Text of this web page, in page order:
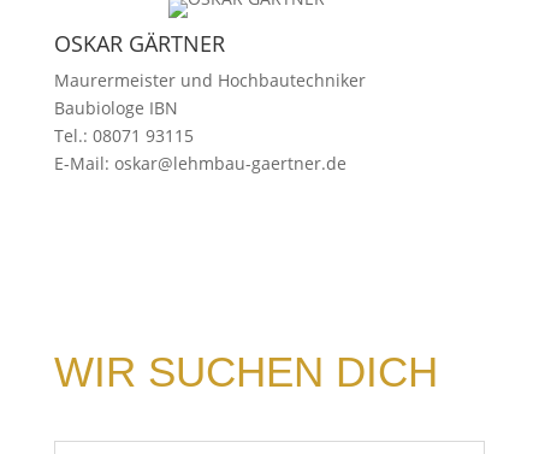
OSKAR GÄRTNER
Maurermeister und Hochbautechniker
Baubiologe IBN
Tel.: 08071 93115
E-Mail: oskar@lehmbau-gaertner.de
WIR SUCHEN DICH